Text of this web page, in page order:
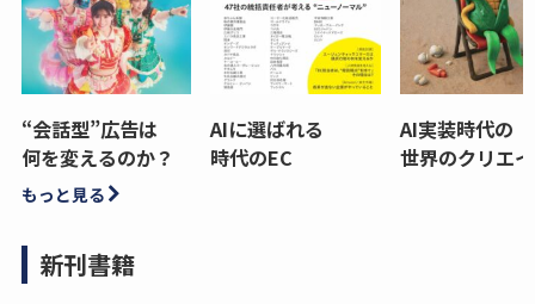
“会話型”広告は
何を変えるのか？
AIに選ばれる
時代のEC
AI実装時代の
世界のクリエ
もっと見る
新刊書籍